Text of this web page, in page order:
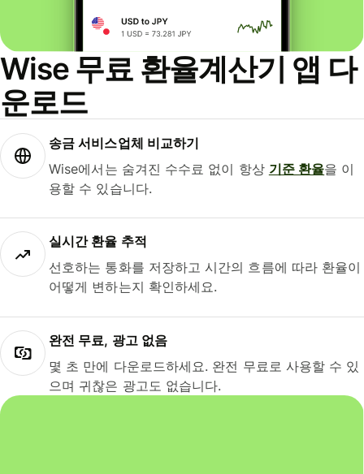
Wise 무료 환율계산기 앱 다
운로드
송금 서비스업체 비교하기
Wise에서는 숨겨진 수수료 없이 항상 기준 환율을 이
용할 수 있습니다.
실시간 환율 추적
선호하는 통화를 저장하고 시간의 흐름에 따라 환율이
어떻게 변하는지 확인하세요.
완전 무료, 광고 없음
몇 초 만에 다운로드하세요. 완전 무료로 사용할 수 있
으며 귀찮은 광고도 없습니다.